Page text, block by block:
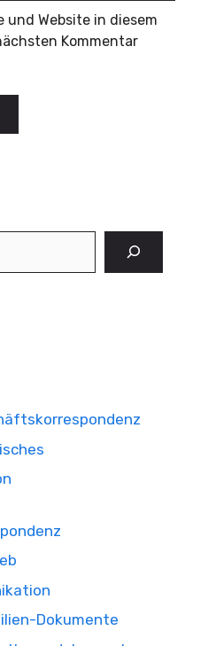
und Website in diesem
Kommentar
Dokumente